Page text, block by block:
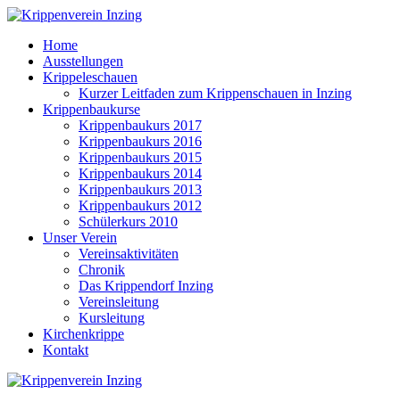
Home
Ausstellungen
Krippeleschauen
Kurzer Leitfaden zum Krippenschauen in Inzing
Krippenbaukurse
Krippenbaukurs 2017
Krippenbaukurs 2016
Krippenbaukurs 2015
Krippenbaukurs 2014
Krippenbaukurs 2013
Krippenbaukurs 2012
Schülerkurs 2010
Unser Verein
Vereinsaktivitäten
Chronik
Das Krippendorf Inzing
Vereinsleitung
Kursleitung
Kirchenkrippe
Kontakt